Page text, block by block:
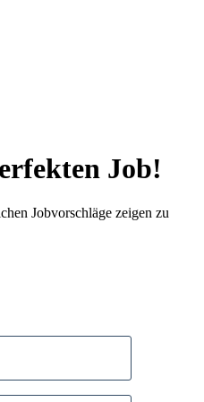
Job!
Jobvorschläge zeigen zu